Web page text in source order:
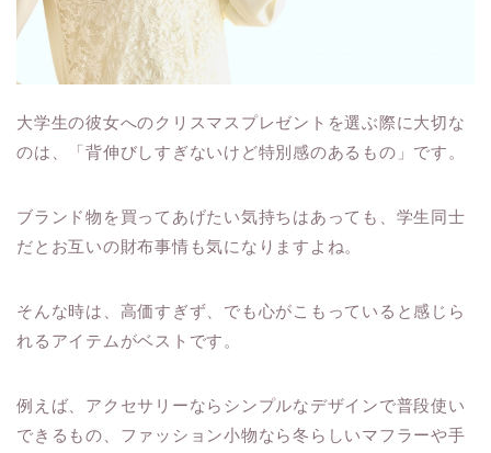
大学生の彼女へのクリスマスプレゼントを選ぶ際に大切な
のは、「背伸びしすぎないけど特別感のあるもの」です。
ブランド物を買ってあげたい気持ちはあっても、学生同士
だとお互いの財布事情も気になりますよね。
そんな時は、高価すぎず、でも心がこもっていると感じら
れるアイテムがベストです。
例えば、アクセサリーならシンプルなデザインで普段使い
できるもの、ファッション小物なら冬らしいマフラーや手